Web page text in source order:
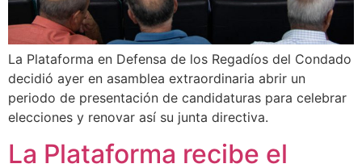
La Plataforma en Defensa de los Regadíos del Condado
decidió ayer en asamblea extraordinaria abrir un
periodo de presentación de candidaturas para celebrar
elecciones y renovar así su junta directiva.
La Plataforma recibe el